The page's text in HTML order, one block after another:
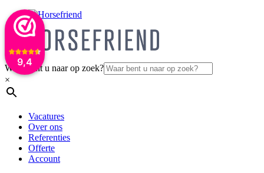
9,4
Waar bent u naar op zoek?
×
Vacatures
Over ons
Referenties
Offerte
Account